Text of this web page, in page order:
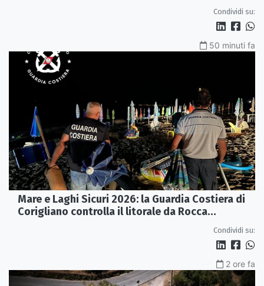
Condividi su:
50 minuti fa
Mare e Laghi Sicuri 2026: la Guardia Costiera di
Corigliano controlla il litorale da Rocca
Condividi su:
2 ore fa